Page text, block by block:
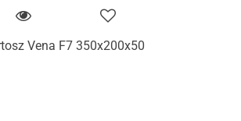
Vena F7 350x200x50